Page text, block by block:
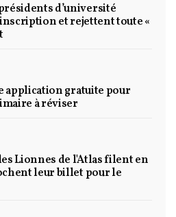
d’université
et rejettent toute «
application gratuite pour
à réviser
Lionnes de l'Atlas filent en
leur billet pour le